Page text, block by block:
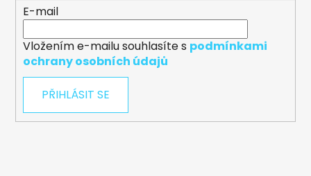
E-mail
Vložením e-mailu souhlasíte s podmínkami
ochrany osobních údajů
PŘIHLÁSIT SE